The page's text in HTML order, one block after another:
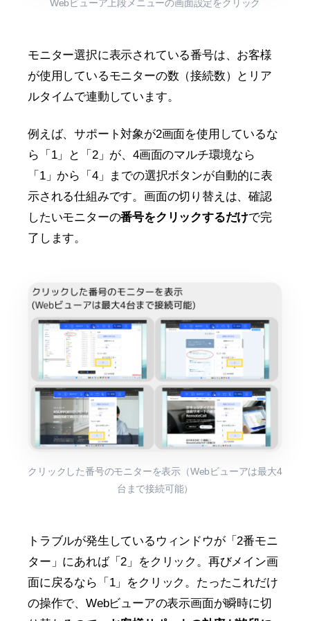
Webビューア上段メニューの画面設定をクリック
モニター選択に表示されている番号は、お客様
が使用しているモニターの数（接続数）とリア
ルタイムで連動しています。
例えば、サポート対象が2画面を使用しているな
ら「1」と「2」が、4画面のマルチ環境なら
「1」から「4」までの選択ボタンが自動的に表
示される仕組みです。画面の切り替えは、確認
したいモニターの番号をクリックするだけで完
了します。
クリックした番号のモニターを表示（Webビューアは最大4
台まで接続可能）
トラブルが発生しているウィンドウが「2番モニ
ター」にあれば「2」をクリック。再びメイン画
面に戻るなら「1」をクリック。たったこれだけ
の操作で、Webビューアの表示画面が瞬時に切